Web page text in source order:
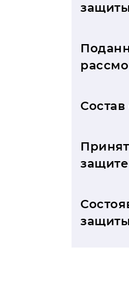
защиты
Состав
защите
защиты